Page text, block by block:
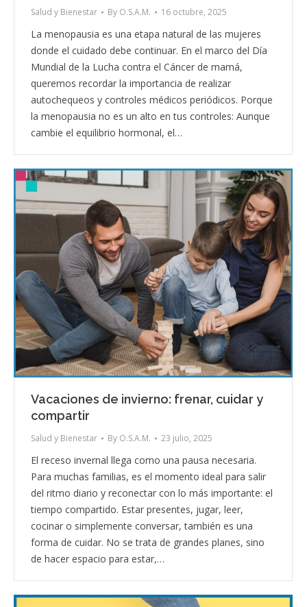
Salud y Bienestar By O.S.A.M. 16 octubre, 2025
La menopausia es una etapa natural de las mujeres
donde el cuidado debe continuar. En el marco del Día
Mundial de la Lucha contra el Cáncer de mamá,
queremos recordar la importancia de realizar
autochequeos y controles médicos periódicos. Porque
la menopausia no es un alto en tus controles: Aunque
cambie el equilibrio hormonal, el…
Vacaciones de invierno: frenar, cuidar y
compartir
Salud y Bienestar By O.S.A.M. 23 julio, 2025
El receso invernal llega como una pausa necesaria.
Para muchas familias, es el momento ideal para salir
del ritmo diario y reconectar con lo más importante: el
tiempo compartido. Estar presentes, jugar, leer,
cocinar o simplemente conversar, también es una
forma de cuidar. No se trata de grandes planes, sino
de hacer espacio para estar,…